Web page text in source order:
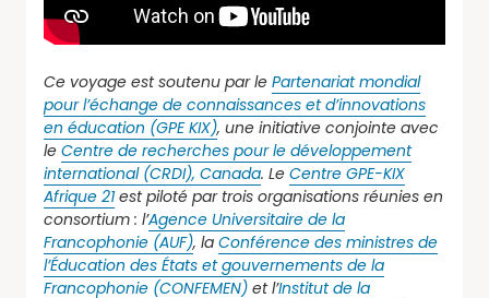
Ce voyage est soutenu par le Partenariat mondial
pour l’échange de connaissances et d’innovations
en éducation (GPE KIX), une initiative conjointe avec
le Centre de recherches pour le développement
international (CRDI), Canada. Le Centre GPE-KIX
Afrique 21est piloté par trois organisations réunies en
consortium : l’Agence Universitaire de la
Francophonie (AUF), la Conférence des ministres de
l’Éducation des États et gouvernements de la
Francophonie (CONFEMEN) et l’Institut de la